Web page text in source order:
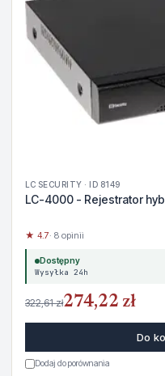
LC SECURITY · ID 8149
LC-4000 - Rejestrator
★ 4.7· 8 opinii
Dostępny
Wysyłka 24h
322,61 zł274,22 zł
Do
Dodaj do porównania